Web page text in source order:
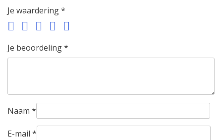
Je waardering*
Je beoordeling*
Naam *
E-mail *